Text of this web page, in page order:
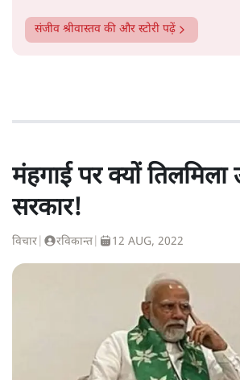
संजीव श्रीवास्तव की और स्टोरी पढ़ें
मंहगाई पर क्यों तिलमिला
सरकार!
विचार रविकान्त 12 AUG, 2022